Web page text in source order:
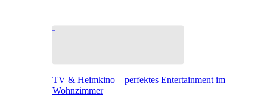
TV & Heimkino – perfektes Entertainment im
Wohnzimmer